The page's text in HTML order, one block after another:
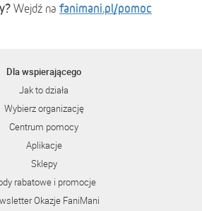
Wejdź na fanimani.pl/pomoc
Dla wspierającego
Jak to działa
Wybierz organizację
Centrum pomocy
Aplikacje
Sklepy
rabatowe i promocje
Okazje FaniMani